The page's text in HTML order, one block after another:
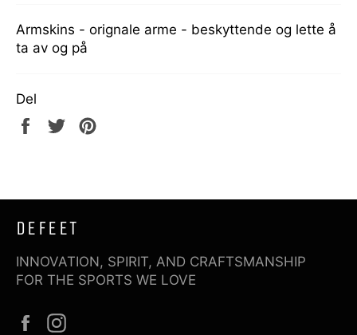
Armskins - orignale arme - beskyttende og lette å
ta av og på
Del
Del
Tweet
DEFEET
INNOVATION, SPIRIT, AND CRAFTSMANSHIP
FOR THE SPORTS WE LOVE
Facebook